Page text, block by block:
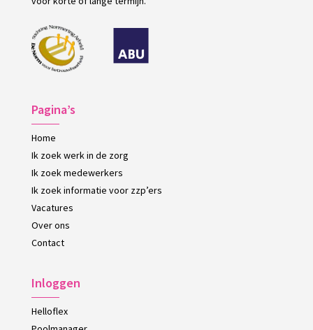
Pagina’s
Home
Ik zoek werk in de zorg
Ik zoek medewerkers
Ik zoek informatie voor zzp’ers
Vacatures
Over ons
Contact
Inloggen
Helloflex